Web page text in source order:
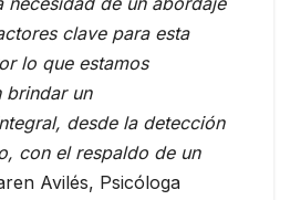
clave para esta
lo que estamos
brindar un
desde la detección
con el respaldo de un
Avilés, Psicóloga